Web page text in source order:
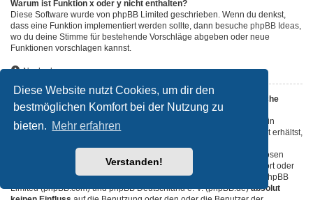
Diese Website nutzt Cookies, um dir den
bestmöglichen Komfort bei der Nutzung zu
bieten. Mehr erfahren
Verstanden!
Warum ist Funktion x oder y nicht enthalten?
Diese Software wurde von phpBB Limited geschrieben. Wenn du denkst,
dass eine Funktion implementiert werden sollte, dann besuche phpBB Ideas,
wo du deine Stimme für bestehende Vorschläge abgeben oder neue
Funktionen vorschlagen kannst.
Nach oben
An wen soll ich mich wenden, falls es Beschwerden oder juristische
Anfragen zu diesem Forum gibt?
Jeder Administrator, der auf der „Das Team“-Seite aufgeführt ist, ist ein
geeigneter Kontakt für deine Beschwerde. Wenn du so keine Antwort erhältst,
durch) oder — falls diese Seite bei einem kostenlosen
Webhoster wie z. B. Yahoo!, free.fr, funpic.de usw. liegt — den Support oder
den Abuse-Kontakt des betreffenden Dienstes. Bitte beachte, dass phpBB
Limited (phpBB.com) und phpBB Deutschland e. V. (phpBB.de)absolut